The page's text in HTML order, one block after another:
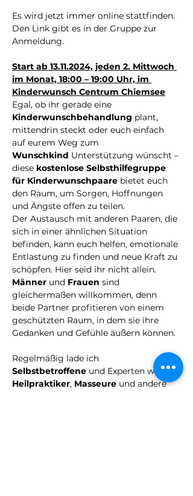
Es wird jetzt immer online stattfinden.
Den Link gibt es in der Gruppe zur
Anmeldung.
Start ab 13.11.2024, jeden 2. Mittwoch
im Monat, 18:00 – 19:00 Uhr, im
Kinderwunsch Centrum Chiemsee
Egal, ob ihr gerade eine
Kinderwunschbehandlung plant,
mittendrin steckt oder euch einfach
auf eurem Weg zum
Wunschkind Unterstützung wünscht –
diese kostenlose Selbsthilfegruppe
für Kinderwunschpaare bietet euch
den Raum, um Sorgen, Hoffnungen
und Ängste offen zu teilen.
Der Austausch mit anderen Paaren, die
sich in einer ähnlichen Situation
befinden, kann euch helfen, emotionale
Entlastung zu finden und neue Kraft zu
schöpfen. Hier seid ihr nicht allein.
Männer und Frauen sind
gleichermaßen willkommen, denn
beide Partner profitieren von einem
geschützten Raum, in dem sie ihre
Gedanken und Gefühle äußern können.
Regelmäßig lade ich
Selbstbetroffene und Experten wie
Heilpraktiker, Masseure und andere